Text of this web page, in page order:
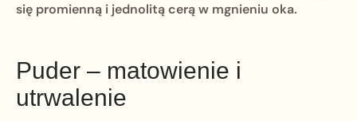
się promienną i jednolitą cerą w mgnieniu oka.
Puder – matowienie i
utrwalenie